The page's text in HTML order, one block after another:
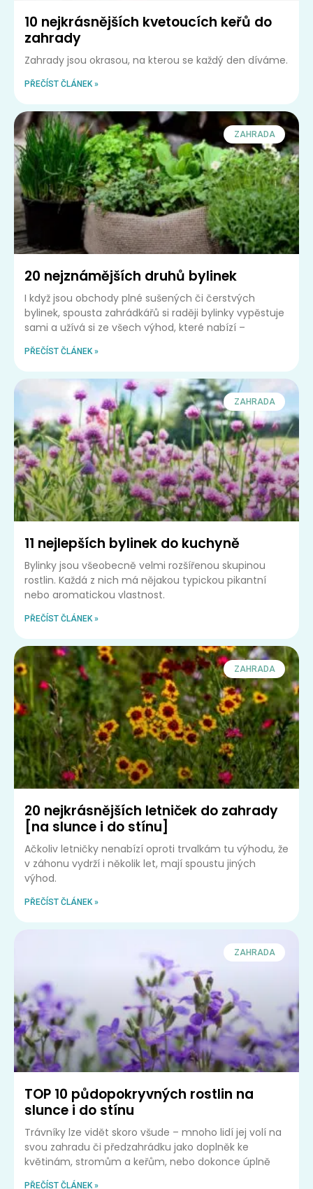
10 nejkrásnějších kvetoucích keřů do
zahrady
Zahrady jsou okrasou, na kterou se každý den díváme.
PŘEČÍST ČLÁNEK »
ZAHRADA
20 nejznámějších druhů bylinek
I když jsou obchody plné sušených či čerstvých
bylinek, spousta zahrádkářů si raději bylinky vypěstuje
sami a užívá si ze všech výhod, které nabízí –
PŘEČÍST ČLÁNEK »
ZAHRADA
11 nejlepších bylinek do kuchyně
Bylinky jsou všeobecně velmi rozšířenou skupinou
rostlin. Každá z nich má nějakou typickou pikantní
nebo aromatickou vlastnost.
PŘEČÍST ČLÁNEK »
ZAHRADA
20 nejkrásnějších letniček do zahrady
[na slunce i do stínu]
Ačkoliv letničky nenabízí oproti trvalkám tu výhodu, že
v záhonu vydrží i několik let, mají spoustu jiných
výhod.
PŘEČÍST ČLÁNEK »
ZAHRADA
TOP 10 půdopokryvných rostlin na
slunce i do stínu
Trávníky lze vidět skoro všude – mnoho lidí jej volí na
svou zahradu či předzahrádku jako doplněk ke
květinám, stromům a keřům, nebo dokonce úplně
PŘEČÍST ČLÁNEK »